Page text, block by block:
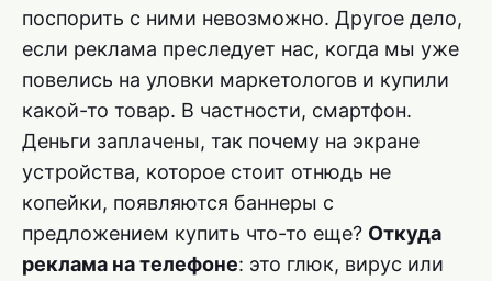
поспорить с ними невозможно. Другое дело,
если реклама преследует нас, когда мы уже
повелись на уловки маркетологов и купили
какой-то товар. В частности, смартфон.
Деньги заплачены, так почему на экране
устройства, которое стоит отнюдь не
копейки, появляются баннеры с
предложением купить что-то еще? Откуда
реклама на телефоне: это глюк, вирус или